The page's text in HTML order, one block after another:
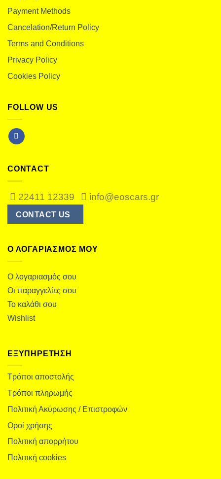
Payment Methods
Cancelation/Return Policy
Terms and Conditions
Privacy Policy
Cookies Policy
FOLLOW US
CONTACT
22411 12339 info@eoscars.gr
CONTACT US
Ο ΛΟΓΑΡΙΑΣΜΌΣ ΜΟΥ
Ο λογαριασμός σου
Οι παραγγελίες σου
Το καλάθι σου
Wishlist
ΕΞΥΠΗΡΕΤΗΣΗ
Τρόποι αποστολής
Τρόποι πληρωμής
Πολιτική Ακύρωσης / Επιστροφών
Οροί χρήσης
Πολιτική απορρήτου
Πολιτική cookies